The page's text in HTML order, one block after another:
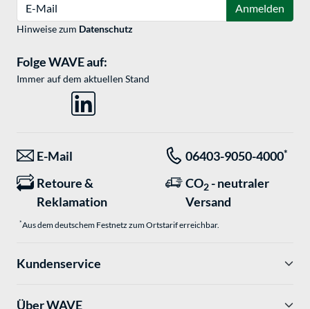
Anmelden
Hinweise zum Datenschutz
Folge WAVE auf:
Immer auf dem aktuellen Stand
E-Mail 06403-9050-4000*
Retoure &
Reklamation
CO2 - neutraler
Versand
*Aus dem deutschem Festnetz zum Ortstarif erreichbar.
Kundenservice
Über WAVE